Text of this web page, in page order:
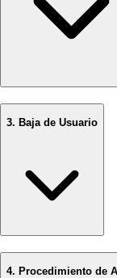
3. Baja de Usuario
4. Procedimiento de